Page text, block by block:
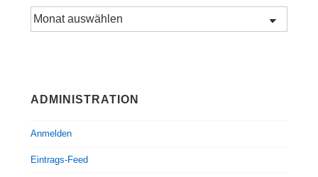
Archiv
ADMINISTRATION
Anmelden
Eintrags-Feed